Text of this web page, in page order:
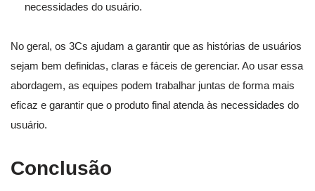
necessidades do usuário.
No geral, os 3Cs ajudam a garantir que as histórias de usuários
sejam bem definidas, claras e fáceis de gerenciar. Ao usar essa
abordagem, as equipes podem trabalhar juntas de forma mais
eficaz e garantir que o produto final atenda às necessidades do
usuário.
Conclusão